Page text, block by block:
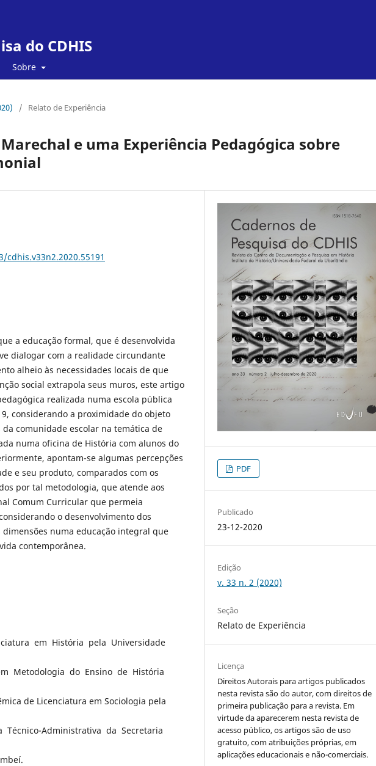
do CDHIS
Sobre
/ Relato de Experiência
e uma Experiência Pedagógica sobre
a educação formal, que é desenvolvida
dialogar com a realidade circundante
alheio às necessidades locais de que
social extrapola seus muros, este artigo
realizada numa escola pública
considerando a proximidade do objeto
comunidade escolar na temática de
numa oficina de História com alunos do
apontam-se algumas percepções
e seu produto, comparados com os
por tal metodologia, que atende aos
Comum Curricular que permeia
o desenvolvimento dos
numa educação integral que
contemporânea.
em História pela Universidade
Metodologia do Ensino de História
de Licenciatura em Sociologia pela
Técnico-Administrativa da Secretaria
PDF
Publicado
23-12-2020
Edição
v. 33 n. 2 (2020)
Seção
Relato de Experiência
Licença
Direitos Autorais para artigos publicados
nesta revista são do autor, com direitos de
primeira publicação para a revista. Em
virtude da aparecerem nesta revista de
acesso público, os artigos são de uso
gratuito, com atribuições próprias, em
aplicações educacionais e não-comerciais.